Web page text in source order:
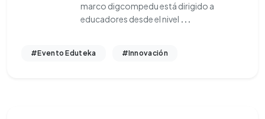
marco digcompedu está dirigido a
educadores desde el nivel ...
#Evento Eduteka #Innovación